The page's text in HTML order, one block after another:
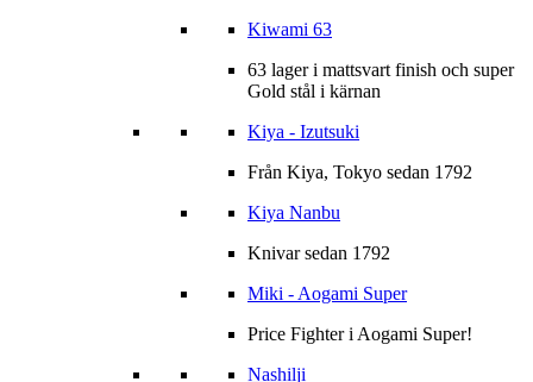
Kiwami 63
63 lager i mattsvart finish och super
Gold stål i kärnan
Kiya - Izutsuki
Från Kiya, Tokyo sedan 1792
Kiya Nanbu
Knivar sedan 1792
Miki - Aogami Super
Price Fighter i Aogami Super!
Nashilji